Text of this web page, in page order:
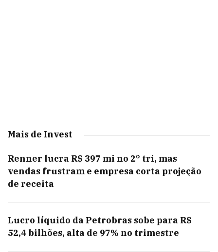
Mais de Invest
Renner lucra R$ 397 mi no 2° tri, mas
vendas frustram e empresa corta projeção
de receita
Lucro líquido da Petrobras sobe para R$
52,4 bilhões, alta de 97% no trimestre